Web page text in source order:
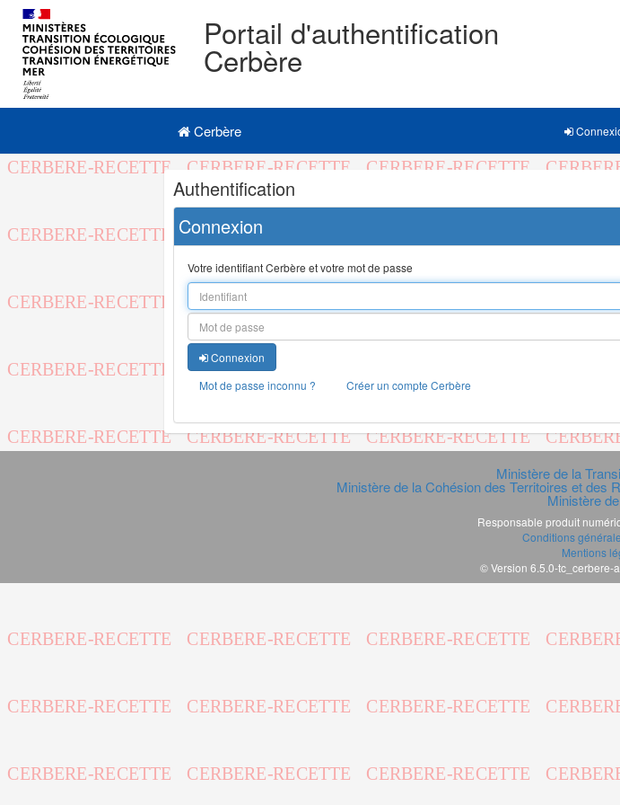
Portail d'authentification
Cerbère
Navigation
Menu principal
Cerbère
Navigation
et
outils
annexes
Authentification
Connexion
Votre identifiant Cerbère et votre mot de passe
Connexion
Mot de passe inconnu ?
Créer un compte Cerbère
Ministère de la
Ministère de la Cohésion des Territoires et des
Ministère
Responsable produit
Conditions
Mentions
© Version 6.5.0-tc_cerbere-